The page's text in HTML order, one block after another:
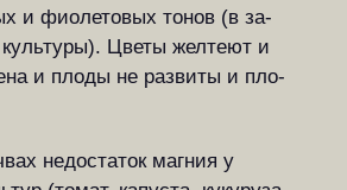
и фи­о­ле­то­вых то­нов (в за­
Цве­ты жел­те­ют и
и пло­ды не раз­ви­ты и пло­
недостаток маг­ния у